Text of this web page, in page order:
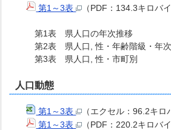
第1～3表
（PDF：134.3キロバイ
第1表 県人口の年次推移
第2表 県人口, 性・年齢階級・年次
第3表 県人口, 性・市町別
人口動態
第1～3表
（エクセル：96.2キロ
第1～3表
（PDF：220.2キロバイ